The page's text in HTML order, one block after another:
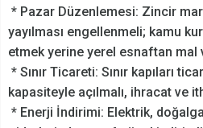
* Pazar Düzenlemesi: Zincir
yayılması engellenmeli; kamu
etmek yerine yerel esnaftan mal
* Sınır Ticareti: Sınır kapıları
kapasiteyle açılmalı, ihracat ve
* Enerji İndirimi: Elektrik,